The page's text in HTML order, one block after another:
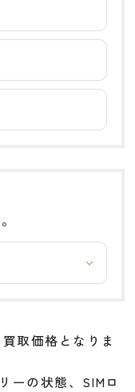
取価格となりま
ーの状態、SIMロ